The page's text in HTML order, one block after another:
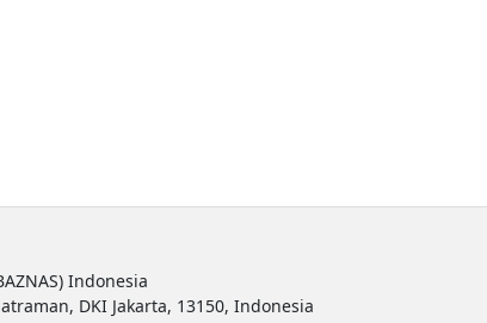
Indonesia
DKI Jakarta, 13150, Indonesia